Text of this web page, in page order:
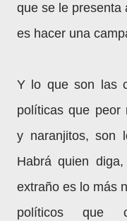
que se le presenta
es hacer una
Y lo que son las
políticas que peor
y naranjitos, son
Habrá quien
extraño es lo más
políticos que